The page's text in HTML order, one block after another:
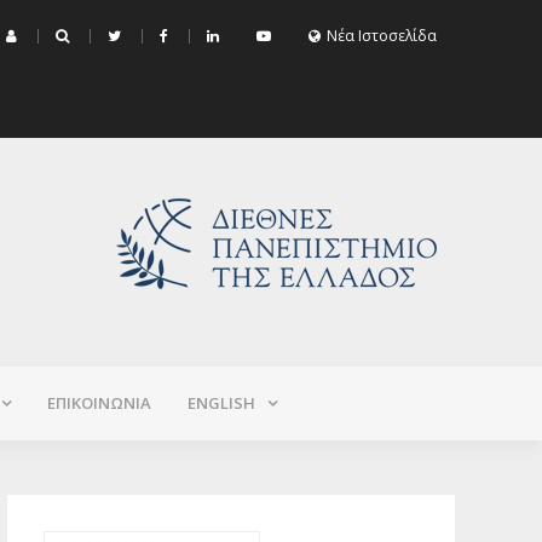
Εξεταστικής Σεπτεμβρίου 2026 (Χειμερινό+Εαρινό 2025-2026)
Νέα Ιστοσελίδα
ΕΠΙΚΟΙΝΩΝΙΑ ΕNGLISH